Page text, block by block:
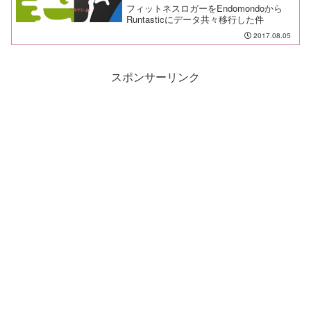
フィットネスロガーをEndomondoから
Runtasticにデータ共々移行した件
2017.08.05
スポンサーリンク